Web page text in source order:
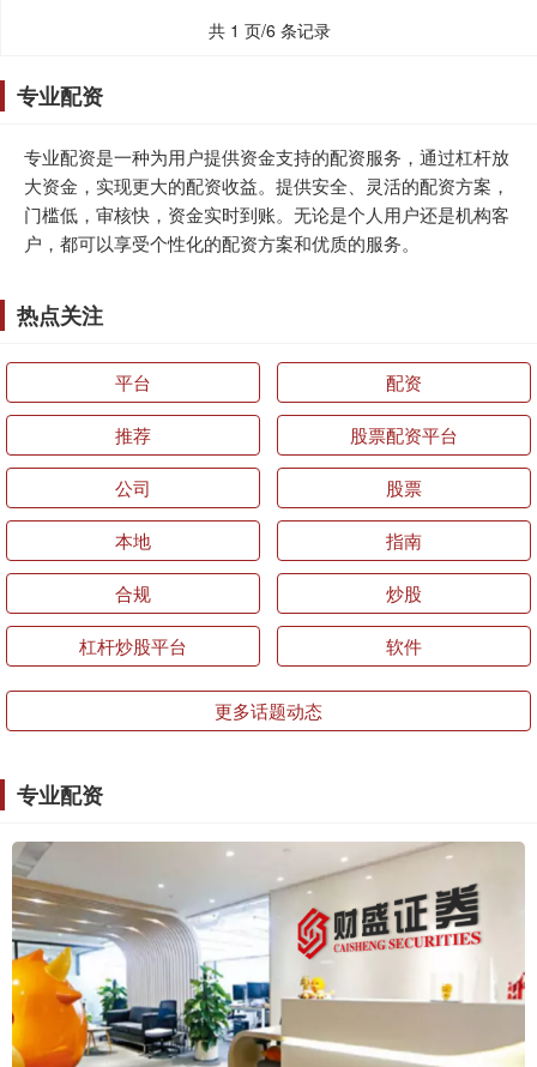
共 1 页/6 条记录
专业配资
专业配资是一种为用户提供资金支持的配资服务，通过杠杆放
大资金，实现更大的配资收益。提供安全、灵活的配资方案，
门槛低，审核快，资金实时到账。无论是个人用户还是机构客
户，都可以享受个性化的配资方案和优质的服务。
热点关注
平台 配资
推荐 股票配资平台
公司 股票
本地 指南
合规 炒股
杠杆炒股平台 软件
更多话题动态
专业配资